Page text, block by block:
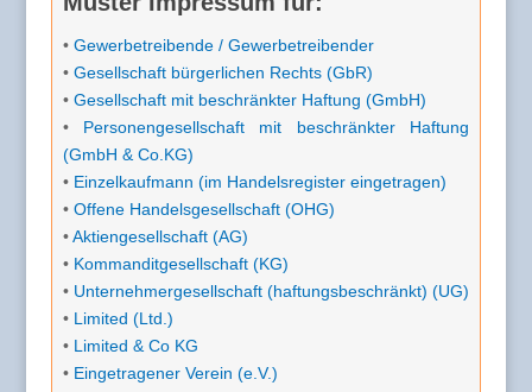
• Gewerbetreibende / Gewerbetreibender
• Gesellschaft bürgerlichen Rechts (GbR)
• Gesellschaft mit beschränkter Haftung (GmbH)
• Personengesellschaft mit beschränkter Haftung
(GmbH & Co.KG)
• Einzelkaufmann (im Handelsregister eingetragen)
• Offene Handelsgesellschaft (OHG)
•Aktiengesellschaft (AG)
• Kommanditgesellschaft (KG)
• Unternehmergesellschaft (haftungsbeschränkt) (UG)
• Limited (Ltd.)
• Limited & Co KG
• Eingetragener Verein (e.V.)